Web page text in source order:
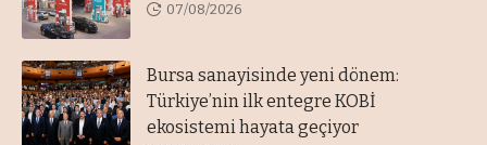
07/08/2026
Bursa sanayisinde yeni dönem:
Türkiye’nin ilk entegre KOBİ
ekosistemi hayata geçiyor